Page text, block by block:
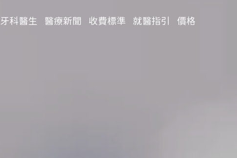
牙科醫生 醫療新聞 收費標準 就醫指引 價格